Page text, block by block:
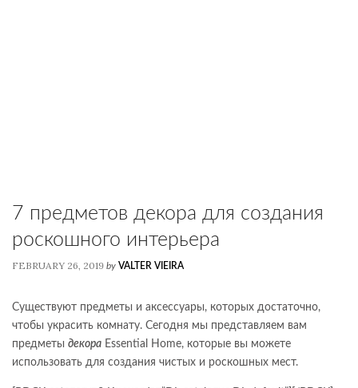
7 предметов декора для создания
роскошного интерьера
FEBRUARY 26, 2019 by VALTER VIEIRA
Существуют предметы и аксессуары, которых достаточно,
чтобы украсить комнату. Сегодня мы представляем вам
предметы декора Essential Home, которые вы можете
использовать для создания чистых и роскошных мест.